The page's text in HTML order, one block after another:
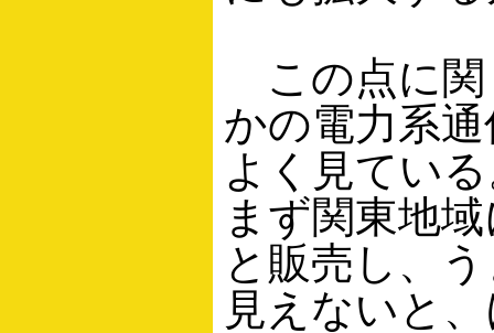
この点に関
かの電力系
よく見てい
まず関東地
と販売し、
見えないと